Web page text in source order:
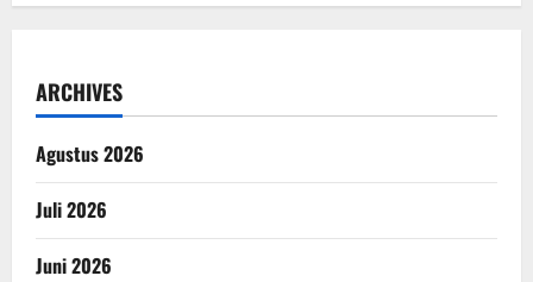
ARCHIVES
Agustus 2026
Juli 2026
Juni 2026